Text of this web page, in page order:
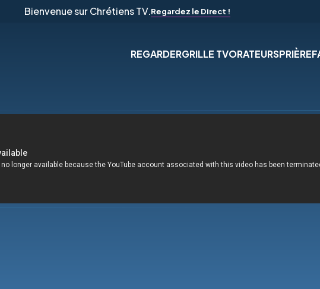
Bienvenue sur Chrétiens TV.Regardez le Direct !
REGARDERGRILLE TVORATEURSPRIÈRE